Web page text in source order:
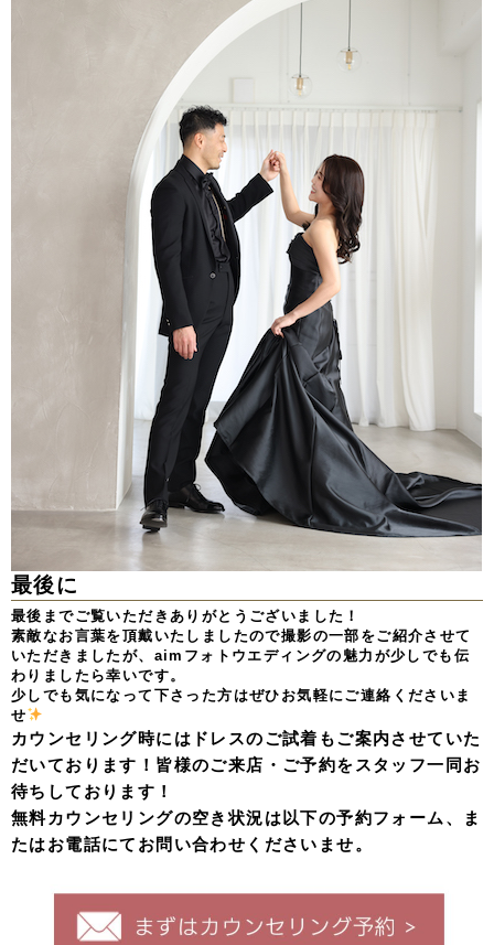
最後に
最後までご覧いただきありがとうございました！
素敵なお言葉を頂戴いたしましたので撮影の一部をご紹介させて
いただきましたが、aimフォトウエディングの魅力が少しでも伝
わりましたら幸いです。
少しでも気になって下さった方はぜひお気軽にご連絡くださいま
せ
カウンセリング時にはドレスのご試着もご案内させていた
だいております！皆様のご来店・ご予約をスタッフ一同お
待ちしております！
無料カウンセリングの空き状況は以下の予約フォーム、ま
たはお電話にてお問い合わせくださいませ。